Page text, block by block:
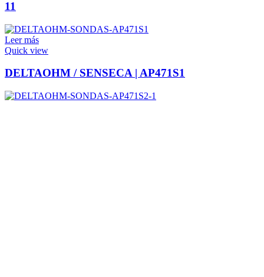
11
Leer más
Quick view
DELTAOHM / SENSECA | AP471S1